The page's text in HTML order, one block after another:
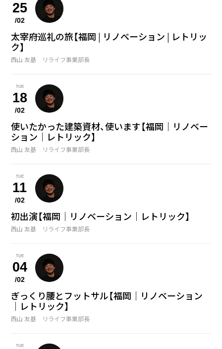
25
/02
太宰府巡礼の旅【福岡 | リノベーション | レトリッ
ク】
西山 友基 リライフ事業部長
TUE
18
/02
使いたかった建築資材、使います【福岡｜リノベー
ション｜レトリック】
西山 友基 リライフ事業部長
TUE
11
/02
初出演【福岡｜リノベーション｜レトリック】
西山 友基 リライフ事業部長
TUE
04
/02
ぎっくり腰とフットサル【福岡｜リノベーション
｜レトリック】
西山 友基 リライフ事業部長
TUE